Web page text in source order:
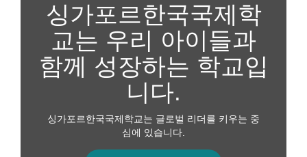
싱가포르한국국제학
교는 우리 아이들과
함께 성장하는 학교입
니다.
싱가포르한국국제학교는 글로벌 리더를 키우는 중
심에 있습니다.